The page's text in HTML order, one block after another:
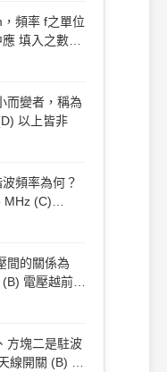
頻率 f之單位
字
而變者，稱為
調頻 (B) 調幅 (C) 調相 (D) 以上皆非
頻率為何？
間的關係為
方塊二是駐波
關 (B) 天